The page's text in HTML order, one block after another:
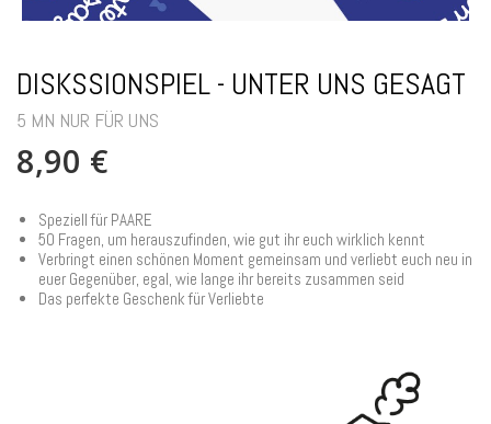
DISKSSIONSPIEL - UNTER UNS GESAGT
5 MN NUR FÜR UNS
8,90 €
Speziell für PAARE
50 Fragen, um herauszufinden, wie gut ihr euch wirklich kennt
Verbringt einen schönen Moment gemeinsam und verliebt euch neu in
euer Gegenüber, egal, wie lange ihr bereits zusammen seid
Das perfekte Geschenk für Verliebte